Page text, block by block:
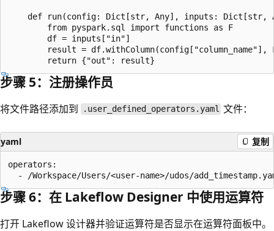
def run(config: Dict[str, Any], inputs: Dict[str,
        from pyspark.sql import functions as F
        df = inputs["in"]
result = df.withColumn(config["column_name"],
步骤 5：注册操作员
将文件路径添加到 .user_defined_operators.yaml 文件：
yaml 复制
operators:
步骤 6：在 Lakeflow Designer 中使用运算符
打开 Lakeflow 设计器并验证运算符是否显示在运算符面板中。